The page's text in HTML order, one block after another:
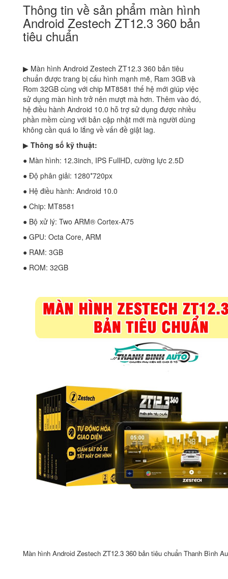
Thông tin về sản phẩm màn hình
Android Zestech ZT12.3 360 bản
tiêu chuẩn
▶ Màn hình Android Zestech ZT12.3 360 bản tiêu
chuẩn được trang bị cấu hình mạnh mẽ, Ram 3GB và
Rom 32GB cùng với chip MT8581 thế hệ mới giúp việc
sử dụng màn hình trở nên mượt mà hơn. Thêm vào đó,
hệ điều hành Android 10.0 hỗ trợ sử dụng được nhiều
phần mềm cùng với bản cập nhật mới mà người dùng
không cần quá lo lắng về vấn đề giật lag.
▶ Thông số kỹ thuật:
● Màn hình: 12.3inch, IPS FullHD, cường lực 2.5D
● Độ phân giải: 1280*720px
● Hệ điều hành: Android 10.0
● Chip: MT8581
● Bộ xử lý: Two ARM® Cortex-A75
● GPU: Octa Core, ARM
● RAM: 3GB
● ROM: 32GB
Màn hình Android Zestech ZT12.3 360 bản tiêu chuẩn Thanh Bình